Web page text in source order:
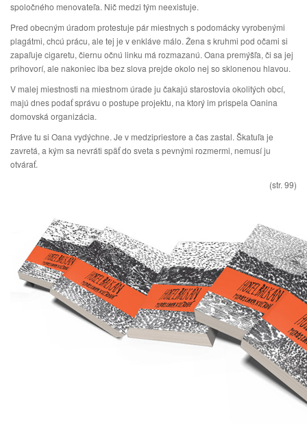
spoločného menovateľa. Nič medzi tým neexistuje.
Pred obecným úradom protestuje pár miestnych s podomácky vyrobenými
plagátmi, chcú prácu, ale tej je v enkláve málo. Žena s kruhmi pod očami si
zapaľuje cigaretu, čiernu očnú linku má rozmazanú. Oana premýšľa, či sa jej
prihovorí, ale nakoniec iba bez slova prejde okolo nej so sklonenou hlavou.
V malej miestnosti na miestnom úrade ju čakajú starostovia okolitých obcí,
majú dnes podať správu o postupe projektu, na ktorý im prispela Oanina
domovská organizácia.
Práve tu si Oana vydýchne. Je v medzipriestore a čas zastal. Škatuľa je
zavretá, a kým sa nevráti späť do sveta s pevnými rozmermi, nemusí ju
otvárať.
(str. 99)